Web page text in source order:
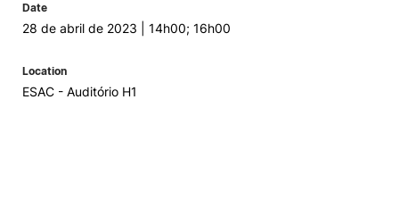
Date
28 de abril de 2023 | 14h00; 16h00
Location
ESAC - Auditório H1